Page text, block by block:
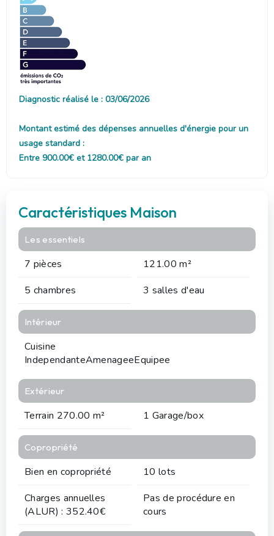
Diagnostic réalisé le : 03/06/2026
Montant estimé des dépenses annuelles d'énergie pour un
usage standard :
Entre 900.00€ et 1280.00€ par an
Caractéristiques Maison
Les essentiels
7 pièces
121.00 m²
5 chambres
3 salles d'eau
Intérieur
Cuisine
IndependanteAmenageeEquipee
Extérieur
Terrain 270.00 m² 1 Garage/box
Copropriété
Bien en copropriété
10 lots
Charges annuelles
(ALUR) : 352.40€
Pas de procédure en
cours